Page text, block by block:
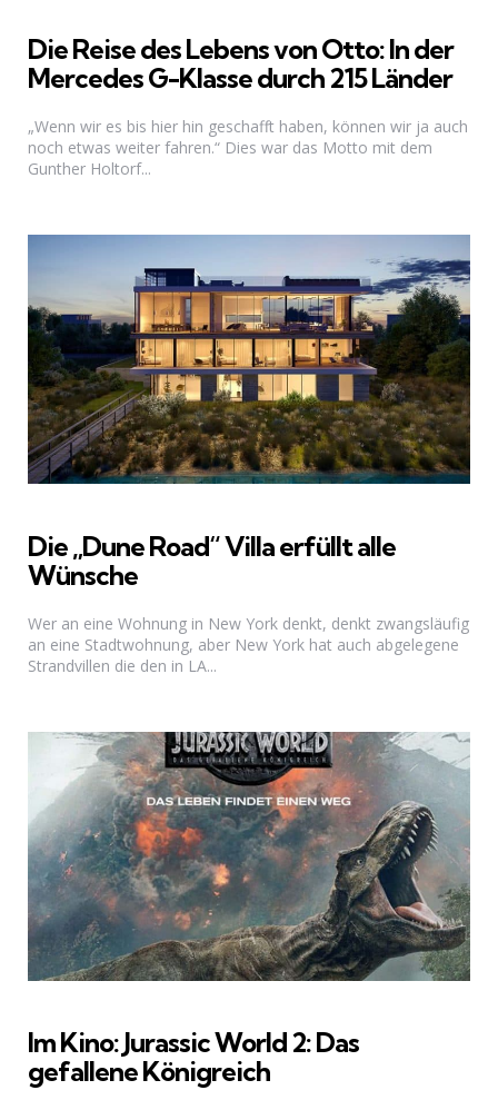
Die Reise des Lebens von Otto: In der
Mercedes G-Klasse durch 215 Länder
„Wenn wir es bis hier hin geschafft haben, können wir ja auch
noch etwas weiter fahren.“ Dies war das Motto mit dem
Gunther Holtorf...
Die „Dune Road“ Villa erfüllt alle
Wünsche
Wer an eine Wohnung in New York denkt, denkt zwangsläufig
an eine Stadtwohnung, aber New York hat auch abgelegene
Strandvillen die den in LA...
Im Kino: Jurassic World 2: Das
gefallene Königreich